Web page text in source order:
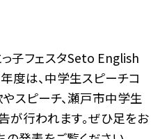
っ子フェスタSeto English
度は、中学生スピーチコ
やスピーチ、瀬戸市中学生
行われます。ぜひ足をお